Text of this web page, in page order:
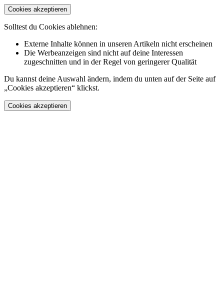
Cookies akzeptieren
Solltest du Cookies ablehnen:
Externe Inhalte können in unseren Artikeln nicht erscheinen
Die Werbeanzeigen sind nicht auf deine Interessen
zugeschnitten und in der Regel von geringerer Qualität
Du kannst deine Auswahl ändern, indem du unten auf der Seite auf
„Cookies akzeptieren“ klickst.
Cookies akzeptieren